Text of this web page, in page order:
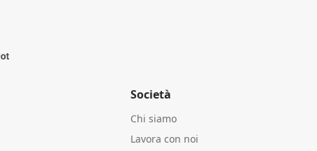
Società
Chi siamo
Lavora con noi